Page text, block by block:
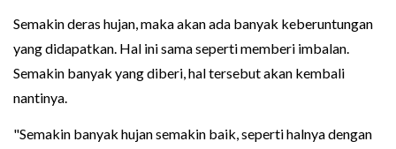
Semakin deras hujan, maka akan ada banyak keberuntungan
yang didapatkan. Hal ini sama seperti memberi imbalan.
Semakin banyak yang diberi, hal tersebut akan kembali
nantinya.
"Semakin banyak hujan semakin baik, seperti halnya dengan